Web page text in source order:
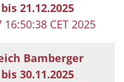
21.12.2025
CET 2025
Bamberger
30.11.2025